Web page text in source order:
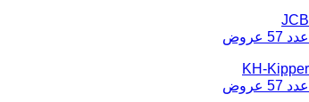
JCB
عدد 57 عروض
KH-Kipper
عدد 57 عروض